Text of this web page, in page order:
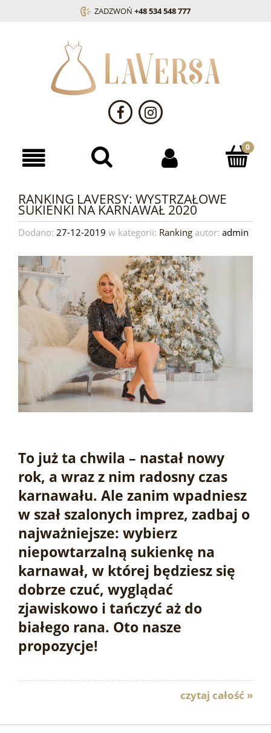
ZADZWOŃ +48 534 548 777
RANKING LAVERSY: WYSTRZAŁOWE
SUKIENKI NA KARNAWAŁ 2020
Dodano: 27-12-2019 w kategorii: Ranking autor: admin
To już ta chwila – nastał nowy
rok, a wraz z nim radosny czas
karnawału. Ale zanim wpadniesz
w szał szalonych imprez, zadbaj o
najważniejsze: wybierz
niepowtarzalną sukienkę na
karnawał, w której będziesz się
dobrze czuć, wyglądać
zjawiskowo i tańczyć aż do
białego rana. Oto nasze
propozycje!
czytaj całość »